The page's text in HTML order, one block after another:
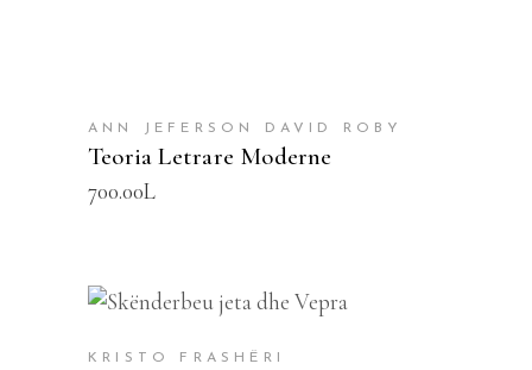
ANN JEFERSON DAVID ROBY
Teoria Letrare Moderne
700.00L
SHTOJE NË SHPORTË
KRISTO FRASHËRI